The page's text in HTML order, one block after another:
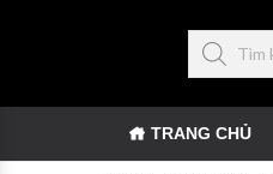
TRANG CHỦ